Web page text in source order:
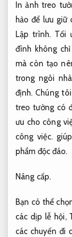
In ảnh treo
hảo để lưu giữ
Lập trình. Tối
đình không
mà còn tạo
trong ngôi
định. Chúng
treo tường có
ưu cho công
công việc.
phẩm độc đáo.
Nâng cấp.
Bạn có thể
các dịp lễ hội,
các chuyến đi